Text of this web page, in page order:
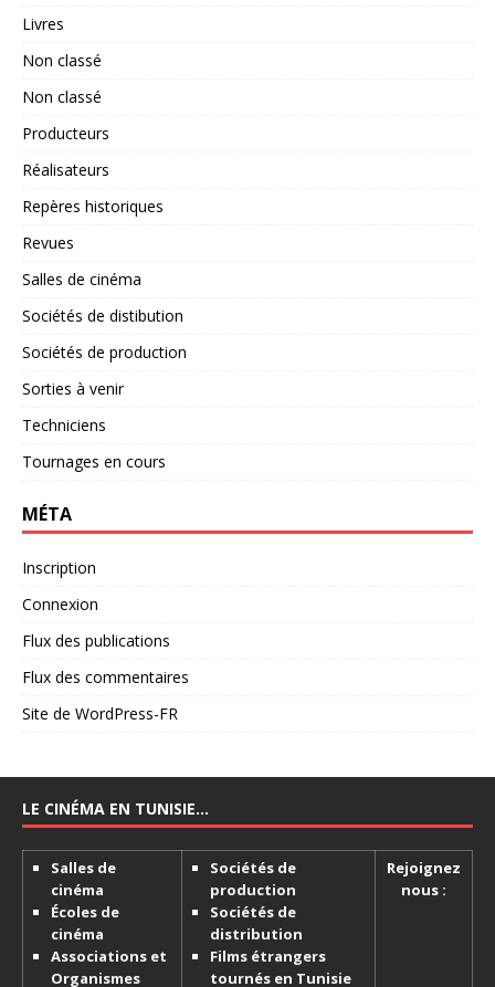
Livres
Non classé
Non classé
Producteurs
Réalisateurs
Repères historiques
Revues
Salles de cinéma
Sociétés de distibution
Sociétés de production
Sorties à venir
Techniciens
Tournages en cours
MÉTA
Inscription
Connexion
Flux des publications
Flux des commentaires
Site de WordPress-FR
LE CINÉMA EN TUNISIE…
Salles de
cinéma
Écoles de
cinéma
Associations et
Organismes
Sociétés de
production
Sociétés de
distribution
Films étrangers
tournés en Tunisie
Rejoignez
nous :